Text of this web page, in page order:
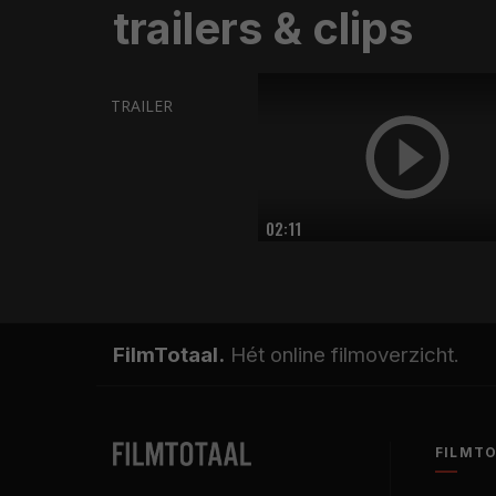
trailers & clips
02:11
TRAILER
FilmTotaal. Hét online filmoverzicht.